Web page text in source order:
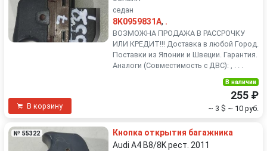
седан
8K0959831A, .
ВОЗМОЖНА ПРОДАЖА В РАССРОЧКУ
ИЛИ КРЕДИТ!!! Доставка в любой Город.
Поставки из Японии и Швеции. Гарантия.
Аналоги (Совместимость с ДВС): , . . .
В корзину
В наличии
255 ₽
~ 3 $ ~ 10 руб.
№ 55322
Кнопка открытия багажника
Audi A4 B8/8K рест. 2011